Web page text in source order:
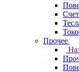
Прочее